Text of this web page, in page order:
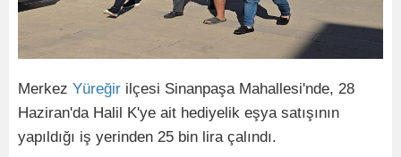
Merkez Yüreğir ilçesi Sinanpaşa Mahallesi'nde, 28
Haziran'da Halil K'ye ait hediyelik eşya satışının
yapıldığı iş yerinden 25 bin lira çalındı.